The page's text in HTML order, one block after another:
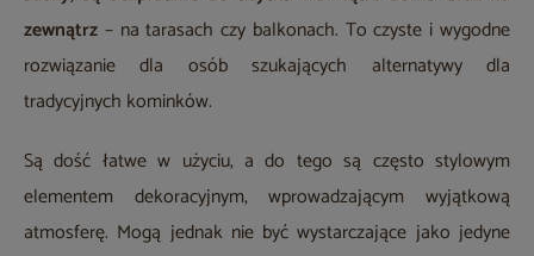
zewnątrz – na tarasach czy balkonach. To czyste i wygodne
rozwiązanie dla osób szukających alternatywy dla
tradycyjnych kominków.
Są dość łatwe w użyciu, a do tego są często stylowym
elementem dekoracyjnym, wprowadzającym wyjątkową
atmosferę. Mogą jednak nie być wystarczające jako jedyne